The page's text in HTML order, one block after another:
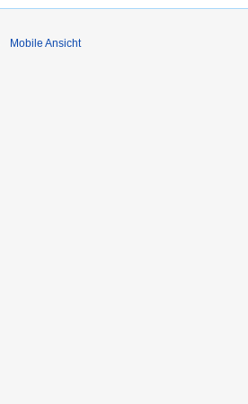
Mobile Ansicht